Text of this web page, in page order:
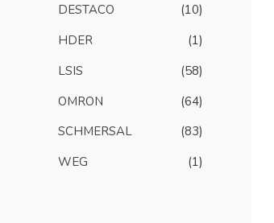
DESTACO
(10)
HDER
(1)
LSIS
(58)
OMRON
(64)
SCHMERSAL
(83)
WEG
(1)